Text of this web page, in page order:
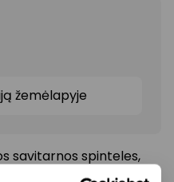
žemėlapyje
savitarnos spinteles,
viršutinius drabužius.